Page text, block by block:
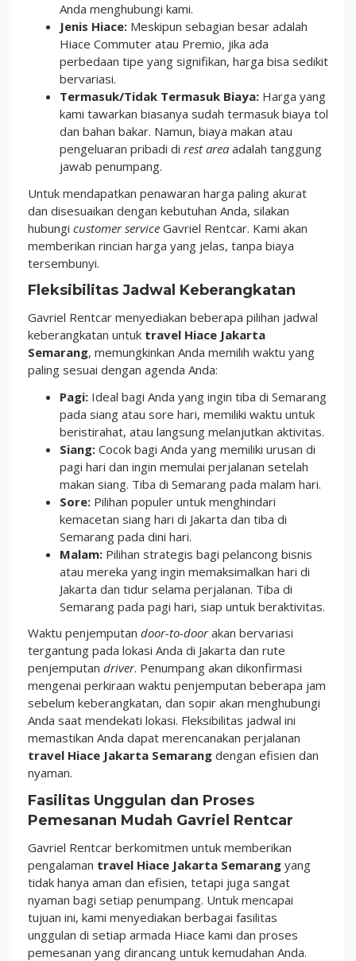
Anda menghubungi kami.
Jenis Hiace: Meskipun sebagian besar adalah
Hiace Commuter atau Premio, jika ada
perbedaan tipe yang signifikan, harga bisa sedikit
bervariasi.
Termasuk/Tidak Termasuk Biaya: Harga yang
kami tawarkan biasanya sudah termasuk biaya tol
dan bahan bakar. Namun, biaya makan atau
pengeluaran pribadi di rest area adalah tanggung
jawab penumpang.
Untuk mendapatkan penawaran harga paling akurat
dan disesuaikan dengan kebutuhan Anda, silakan
hubungi customer service Gavriel Rentcar. Kami akan
memberikan rincian harga yang jelas, tanpa biaya
tersembunyi.
Fleksibilitas Jadwal Keberangkatan
Gavriel Rentcar menyediakan beberapa pilihan jadwal
keberangkatan untuk travel Hiace Jakarta
Semarang, memungkinkan Anda memilih waktu yang
paling sesuai dengan agenda Anda:
Pagi: Ideal bagi Anda yang ingin tiba di Semarang
pada siang atau sore hari, memiliki waktu untuk
beristirahat, atau langsung melanjutkan aktivitas.
Siang: Cocok bagi Anda yang memiliki urusan di
pagi hari dan ingin memulai perjalanan setelah
makan siang. Tiba di Semarang pada malam hari.
Sore: Pilihan populer untuk menghindari
kemacetan siang hari di Jakarta dan tiba di
Semarang pada dini hari.
Malam: Pilihan strategis bagi pelancong bisnis
atau mereka yang ingin memaksimalkan hari di
Jakarta dan tidur selama perjalanan. Tiba di
Semarang pada pagi hari, siap untuk beraktivitas.
Waktu penjemputan door-to-doorakan bervariasi
tergantung pada lokasi Anda di Jakarta dan rute
penjemputan driver. Penumpang akan dikonfirmasi
mengenai perkiraan waktu penjemputan beberapa jam
sebelum keberangkatan, dan sopir akan menghubungi
Anda saat mendekati lokasi. Fleksibilitas jadwal ini
memastikan Anda dapat merencanakan perjalanan
travel Hiace Jakarta Semarang dengan efisien dan
nyaman.
Fasilitas Unggulan dan Proses
Pemesanan Mudah Gavriel Rentcar
Gavriel Rentcar berkomitmen untuk memberikan
pengalaman travel Hiace Jakarta Semarang yang
tidak hanya aman dan efisien, tetapi juga sangat
nyaman bagi setiap penumpang. Untuk mencapai
tujuan ini, kami menyediakan berbagai fasilitas
unggulan di setiap armada Hiace kami dan proses
pemesanan yang dirancang untuk kemudahan Anda.